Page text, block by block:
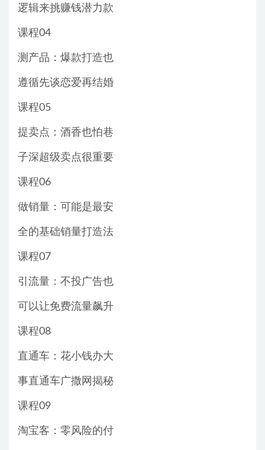
逻辑来挑赚钱潜力款
课程04
测产品：爆款打造也
遵循先谈恋爱再结婚
课程05
提卖点：酒香也怕巷
子深超级卖点很重要
课程06
做销量：可能是最安
全的基础销量打造法
课程07
引流量：不投广告也
可以让免费流量飙升
课程08
直通车：花小钱办大
事直通车广撒网揭秘
课程09
淘宝客：零风险的付